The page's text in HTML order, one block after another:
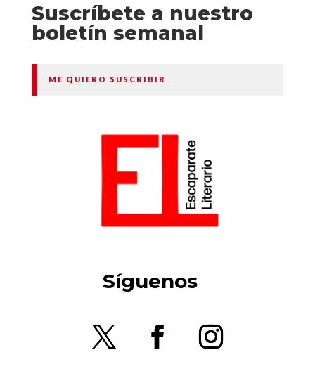
Suscríbete a nuestro
boletín semanal
ME QUIERO SUSCRIBIR
Síguenos